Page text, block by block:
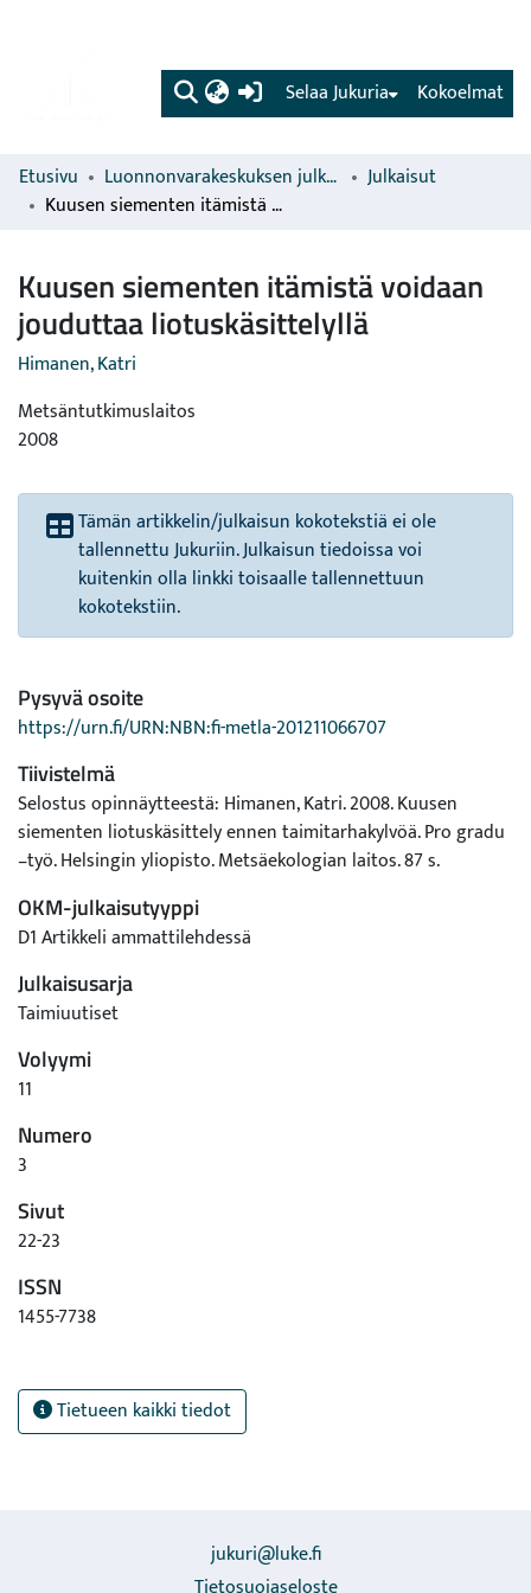
(current) Kokoelmat
Selaa Jukuria
Etusivu Luonnonvarakeskuksen julkaisut
Julkaisut
Kuusen siementen itämistä voidaan jouduttaa liotuskäsittelyllä
Kuusen siementen itämistä voidaan
jouduttaa liotuskäsittelyllä
Himanen, Katri
Metsäntutkimuslaitos
2008
Tämän artikkelin/julkaisun kokotekstiä ei ole
tallennettu Jukuriin. Julkaisun tiedoissa voi
kuitenkin olla linkki toisaalle tallennettuun
kokotekstiin.
Pysyvä osoite
https://urn.fi/URN:NBN:fi-metla-201211066707
Tiivistelmä
Selostus opinnäytteestä: Himanen, Katri. 2008. Kuusen
siementen liotuskäsittely ennen taimitarhakylvöä. Pro gradu
–työ. Helsingin yliopisto. Metsäekologian laitos. 87 s.
OKM-julkaisutyyppi
D1 Artikkeli ammattilehdessä
Julkaisusarja
Taimiuutiset
Volyymi
11
Numero
3
Sivut
22-23
ISSN
1455-7738
Tietueen kaikki tiedot
jukuri@luke.fi